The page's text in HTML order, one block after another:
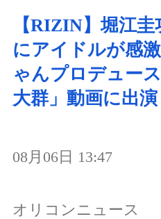
【RIZIN】堀江
にアイドルが感
ゃんプロデュー
大群」動画に出演
08月06日 13:47
オリコンニュース